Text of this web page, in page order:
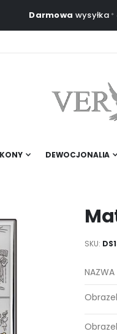
Darmowa wysyłka *
DEWOCJONALIA
SKU
NAZWA